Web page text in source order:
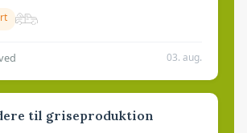
03. aug.
til griseproduktion